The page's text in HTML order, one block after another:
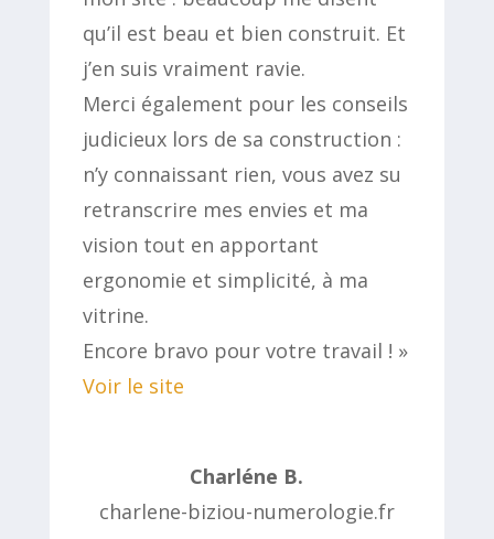
qu’il est beau et bien construit. Et
j’en suis vraiment ravie.
Merci également pour les conseils
judicieux lors de sa construction :
n’y connaissant rien, vous avez su
retranscrire mes envies et ma
vision tout en apportant
ergonomie et simplicité, à ma
vitrine.
Encore bravo pour votre travail ! »
Voir le site
Charléne B.
charlene-biziou-numerologie.fr